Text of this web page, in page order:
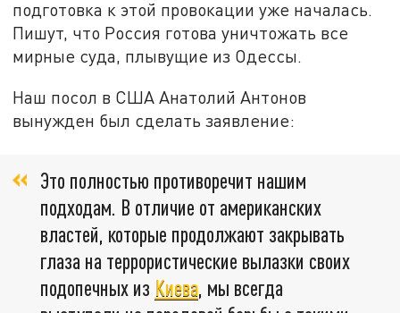
подготовка к этой провокации уже началась.
Пишут, что Россия готова уничтожать все
мирные суда, плывущие из Одессы.
Наш посол в США Анатолий Антонов
вынужден был сделать заявление:
Это полностью противоречит нашим
подходам. В отличие от американских
властей, которые продолжают закрывать
глаза на террористические вылазки своих
подопечных из Киева, мы всегда